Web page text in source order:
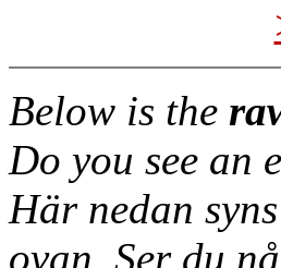
Below is the
Do you see an
Här nedan syns
ovan. Ser du